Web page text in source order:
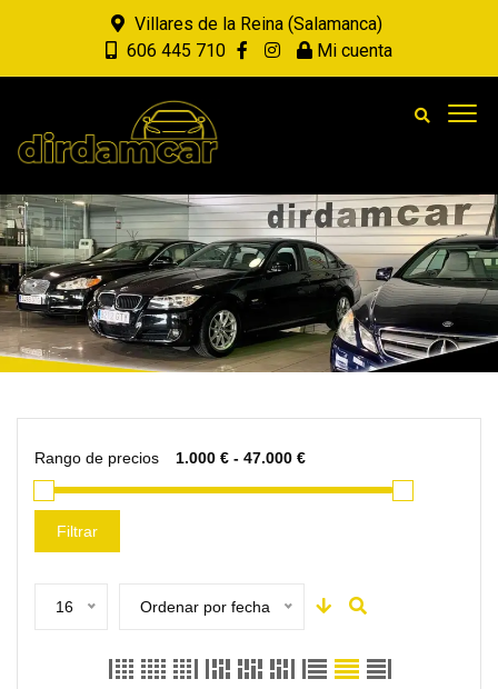
Villares de la Reina (Salamanca)
606 445 710
Mi cuenta
Rango de precios
Filtrar
16 Ordenar por fecha